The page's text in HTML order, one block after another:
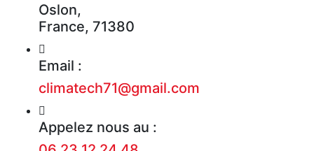
Oslon,
France, 71380
Email :
climatech71@gmail.com
Appelez nous au :